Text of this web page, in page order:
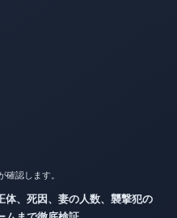
確認します。
体、死因、妻の人数、襲撃犯の